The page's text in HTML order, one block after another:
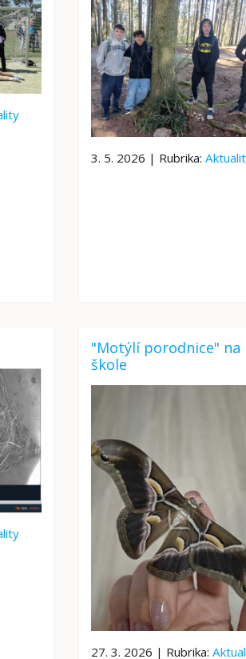
3. 5. 2026 | Rubrika:
"Motýlí porodnice" na
škole
27. 3. 2026 | Rubrika: